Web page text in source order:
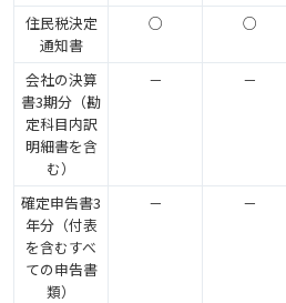
住民税決定
通知書
○ ○
会社の決算
書3期分（勘
定科目内訳
明細書を含
む）
－ －
確定申告書3
年分（付表
を含むすべ
ての申告書
類）
－ －